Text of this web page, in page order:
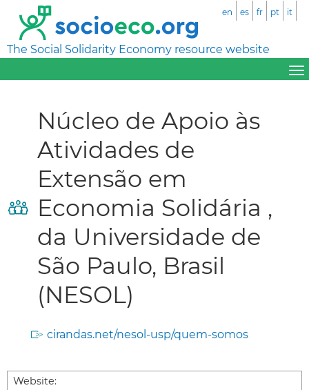
The Social Solidarity Economy resource website
en es fr pt it
Núcleo de Apoio às
Atividades de
Extensão em
Economia Solidária ,
da Universidade de
São Paulo, Brasil
(NESOL)
cirandas.net/nesol-usp/quem-somos
Website: